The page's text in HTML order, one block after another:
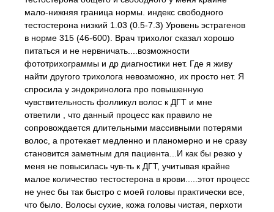
мало-нижняя граница нормы. индекс свободного
тестостерона низкий 1.03 (0.5-7.3) Уровень эстрагенов
в норме 315 (46-600). Врач трихолог сказал хорошо
питаться и не нервничать....возможности
фототрихограммы и др диагностики нет. Где я живу
найти другого трихолога невозможно, их просто нет. Я
спросила у эндокринолога про повышенную
чувствительность фолликул волос к ДГТ и мне
ответили , что данный процесс как правило не
сопровождается длительными массивными потерями
волос, а протекает медленно и планомерно и не сразу
становится заметным для пациента...И как бы резко у
меня не повысилась чув-ть к ДГТ, учитывая крайне
малое количество тестостерона в крови.....этот процесс
не унес бы так быстро с моей головы практически все,
что было. Волосы сухие, кожа головы чистая, перхоти